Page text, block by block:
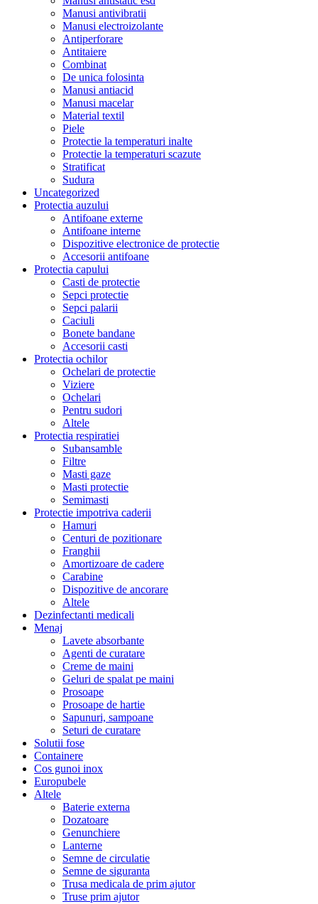
Manusi antivibratii
Manusi electroizolante
Antiperforare
Antitaiere
Combinat
De unica folosinta
Manusi antiacid
Manusi macelar
Material textil
Piele
Protectie la temperaturi inalte
Protectie la temperaturi scazute
Stratificat
Sudura
Uncategorized
Protectia auzului
Antifoane externe
Antifoane interne
Dispozitive electronice de protectie
Accesorii antifoane
Protectia capului
Casti de protectie
Sepci protectie
Sepci palarii
Caciuli
Bonete bandane
Accesorii casti
Protectia ochilor
Ochelari de protectie
Viziere
Ochelari
Pentru sudori
Altele
Protectia respiratiei
Subansamble
Filtre
Masti gaze
Masti protectie
Semimasti
Protectie impotriva caderii
Hamuri
Centuri de pozitionare
Franghii
Amortizoare de cadere
Carabine
Dispozitive de ancorare
Altele
Dezinfectanti medicali
Menaj
Lavete absorbante
Agenti de curatare
Creme de maini
Geluri de spalat pe maini
Prosoape
Prosoape de hartie
Sapunuri, sampoane
Seturi de curatare
Solutii fose
Containere
Cos gunoi inox
Europubele
Altele
Baterie externa
Dozatoare
Genunchiere
Lanterne
Semne de circulatie
Semne de siguranta
Trusa medicala de prim ajutor
Truse prim ajutor